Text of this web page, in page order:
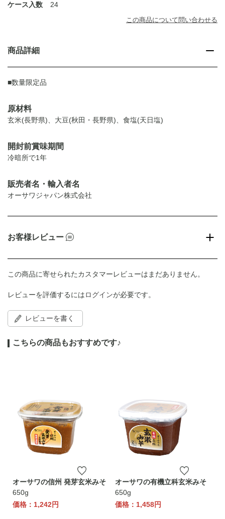
ケース入数
24
この商品について問い合わせる
商品詳細
■数量限定品
原材料
玄米(長野県)、大豆(秋田・長野県)、食塩(天日塩)
開封前賞味期間
冷暗所で1年
販売者名・輸入者名
オーサワジャパン株式会社
お客様レビュー
この商品に寄せられたカスタマーレビューはまだありません。
レビューを評価するにはログインが必要です。
レビューを書く
こちらの商品もおすすめです♪
オーサワの信州 発芽玄米みそ
650g
価格：1,242円
オーサワの有機立科玄米みそ
650g
価格：1,458円